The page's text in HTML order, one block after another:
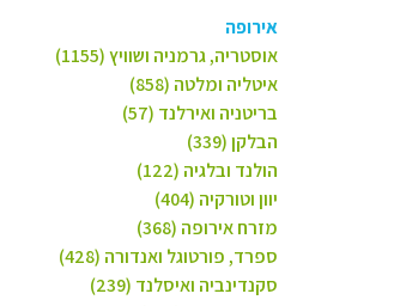
אירופה
אוסטריה, גרמניה ושוויץ (1155)
איטליה ומלטה (858)
בריטניה ואירלנד (57)
הבלקן (339)
הולנד ובלגיה (122)
יוון וטורקיה (404)
מזרח אירופה (368)
ספרד, פורטוגל ואנדורה (428)
סקנדינביה ואיסלנד (239)